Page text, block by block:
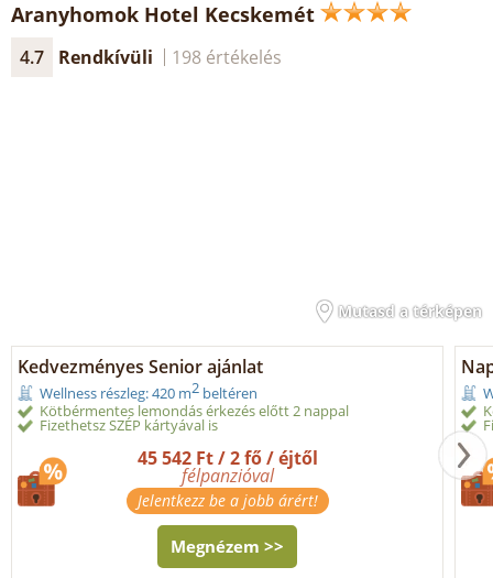
Aranyhomok Hotel Kecskemét
4.7 Rendkívüli 198 értékelés
Mutasd a térképen
Kedvezményes Senior ajánlat
Wellness részleg: 420 m2 beltéren
Kötbérmentes lemondás érkezés előtt 2 nappal
Fizethetsz SZÉP kártyával is
45 542 Ft / 2 fő / éjtől
félpanzióval
Jelentkezz be a jobb árért!
Megnézem >>